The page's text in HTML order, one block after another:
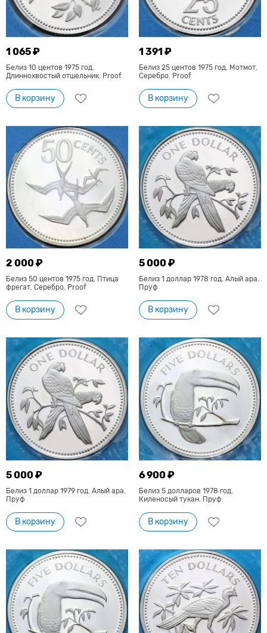
1 065 ₽
Белиз 10 центов 1975 год.
Длиннохвостый отшельник. Proof
В корзину
1 391 ₽
Белиз 25 центов 1975 год. Мотмот.
Серебро. Proof
В корзину
2 000 ₽
Белиз 50 центов 1975 год. Птица
фрегат. Серебро. Proof
В корзину
5 000 ₽
Белиз 1 доллар 1978 год. Алый ара.
Пруф
В корзину
5 000 ₽
Белиз 1 доллар 1979 год. Алый ара.
Пруф
В корзину
6 900 ₽
Белиз 5 долларов 1978 год.
Киленосый тукан. Пруф
В корзину